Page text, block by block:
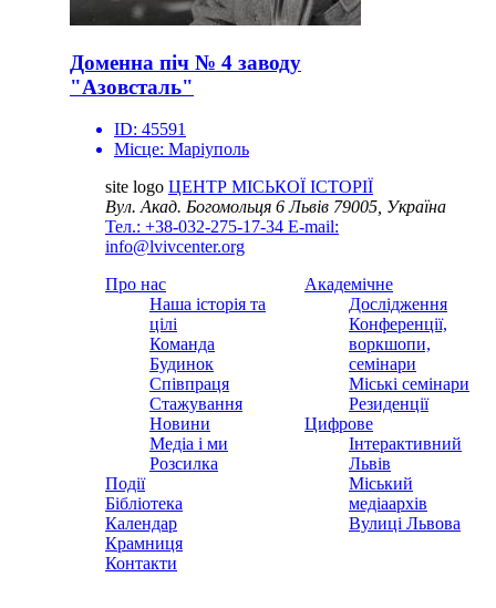
Доменна піч № 4 заводу
"Азовсталь"
ID: 45591
Місце: Маріуполь
site logo ЦЕНТР МІСЬКОЇ ІСТОРІЇ
Вул. Акад. Богомольця 6Львів 79005, Україна
Тел.: +38-032-275-17-34 E-mail:
info@lvivcenter.org
Про нас
Наша історія та
цілі
Команда
Будинок
Співпраця
Стажування
Новини
Медіа і ми
Розсилка
Події
Бібліотека
Календар
Крамниця
Контакти
Академічне
Дослідження
Конференції,
воркшопи,
семінари
Міські семінари
Резиденції
Цифрове
Інтерактивний
Львів
Міський
медіаархів
Вулиці Львова